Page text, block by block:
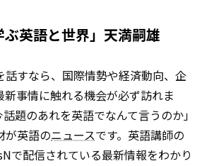
ぶ英語と世界」天満嗣雄
話すなら、国際情勢や経済動向、企
事情に触れる機会が必ず訪れま
題のあれを英語でなんて言うのか」
が英語のニュースです。英語講師の
で配信されている最新情報をわかり